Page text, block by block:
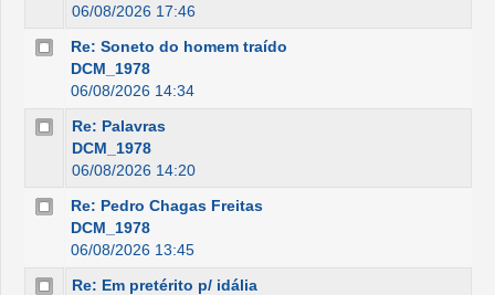
06/08/2026 17:46
Re: Soneto do homem traído
DCM_1978
06/08/2026 14:34
Re: Palavras
DCM_1978
06/08/2026 14:20
Re: Pedro Chagas Freitas
DCM_1978
06/08/2026 13:45
Re: Em pretérito p/ idália